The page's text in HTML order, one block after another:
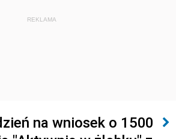
REKLAMA
na wniosek o 1500